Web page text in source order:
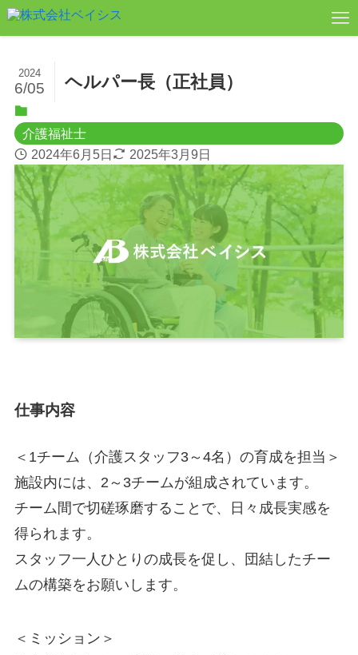
ヘルパー長（正社員）
2024
6/05
介護福祉士
2024年6月5日
2025年3月9日
仕事内容
＜1チーム（介護スタッフ3～4名）の育成を担当＞
施設内には、2～3チームが組成されています。
チーム間で切磋琢磨することで、日々成長実感を
得られます。
スタッフ一人ひとりの成長を促し、団結したチー
ムの構築をお願いします。
＜ミッション＞